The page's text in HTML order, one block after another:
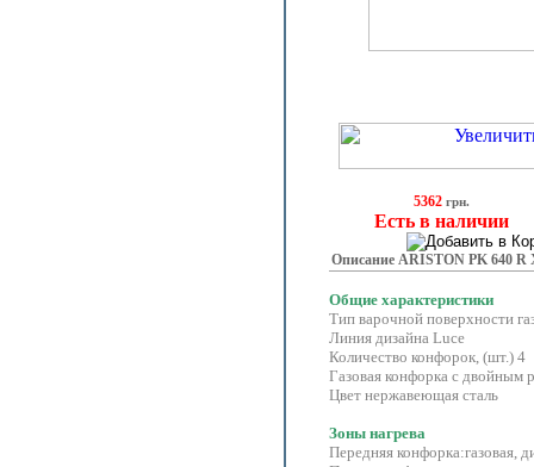
5362 грн.
Есть в наличии
Описание ARISTON PK 640 R
Общие характеристики
Тип варочной поверхности
Линия дизайна Luce
Количество конфорок, (шт.) 4
Газовая конфорка с
Цвет нержавеющая сталь
Зоны нагрева
Передняя конфорка:газовая,